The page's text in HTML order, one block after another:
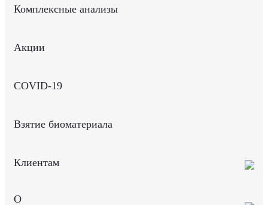
Комплексные анализы
Акции
COVID-19
Взятие биоматериала
Клиентам
О